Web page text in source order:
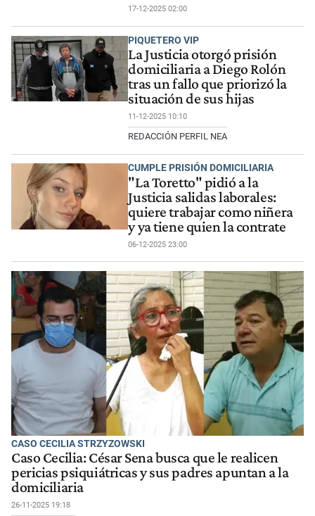
17-12-2025 02:00
PIQUETERO VIP
La Justicia otorgó prisión
domiciliaria a Diego Rolón
tras un fallo que priorizó la
situación de sus hijas
11-12-2025 10:10
REDACCIÓN PERFIL NEA
CUMPLE PRISIÓN DOMICILIARIA
"La Toretto" pidió a la
Justicia salidas laborales:
quiere trabajar como niñera
y ya tiene quien la contrate
06-12-2025 23:00
CASO CECILIA STRZYZOWSKI
Caso Cecilia: César Sena busca que le realicen
pericias psiquiátricas y sus padres apuntan a la
domiciliaria
26-11-2025 19:18